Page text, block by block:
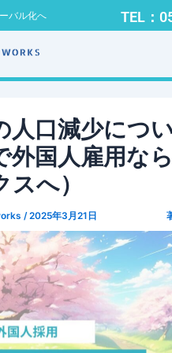
バル化へ TEL：
人口減少につ
外国人雇用な
スへ）
/2025年3月21日